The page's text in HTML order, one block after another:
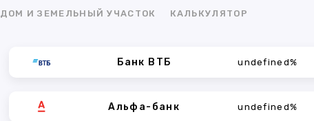
ДОМ И ЗЕМЕЛЬНЫЙ УЧАСТОК КАЛЬКУЛЯТОР
Банк ВТБ undefined%
Альфа-банк undefined%